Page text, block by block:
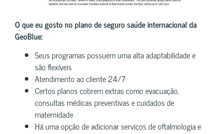
O que eu gosto no plano de seguro saúde internacional da
GeoBlue:
Seus programas possuem uma alta adaptabilidade ​​e
são flexíveis
Atendimento ao cliente 24/7
Certos planos cobrem extras como evacuação,
consultas médicas preventivas e cuidados de
maternidade
Há uma opção de adicionar serviços de oftalmologia e